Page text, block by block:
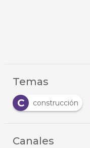
Temas
C
construcción
Canales